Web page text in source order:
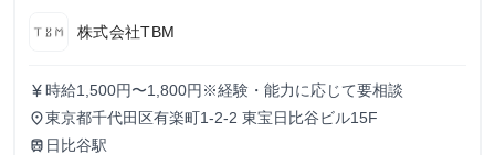
株式会社TBM
currency_yen 時給1,500円〜1,800円※経験・能力に応じて要相談
place東京都千代田区有楽町1-2-2 東宝日比谷ビル15F
train 日比谷駅